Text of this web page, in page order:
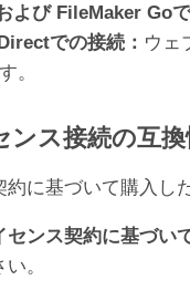
よび FileMaker Goで
での接続： ウェ
。
ンス接続の互
に基づいて購入し
センス契約に基づ
。